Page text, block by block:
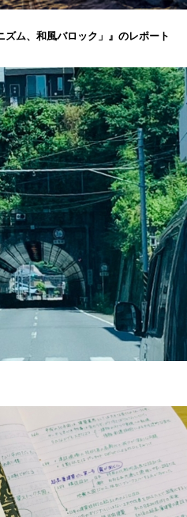
ズム、和風バロック」』のレポート